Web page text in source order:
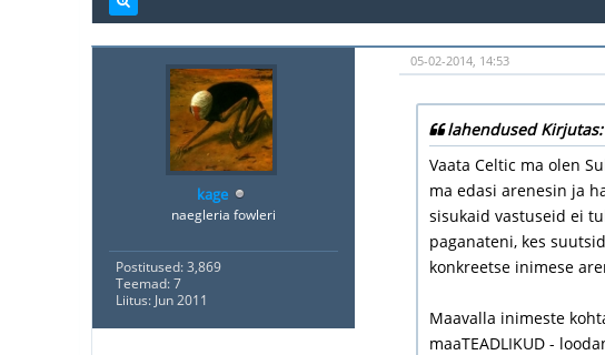
kage
naegleria fowleri
Postitused: 3,869
Teemad: 7
Liitus: Jun 2011
05-02-2014, 14:53
lahendused Kirjutas:
Vaata Celtic ma olen
ma edasi arenesin ja
sisukaid vastuseid ei
paganateni, kes
konkreetse inimese
Maavalla inimeste
maaTEADLIKUD -